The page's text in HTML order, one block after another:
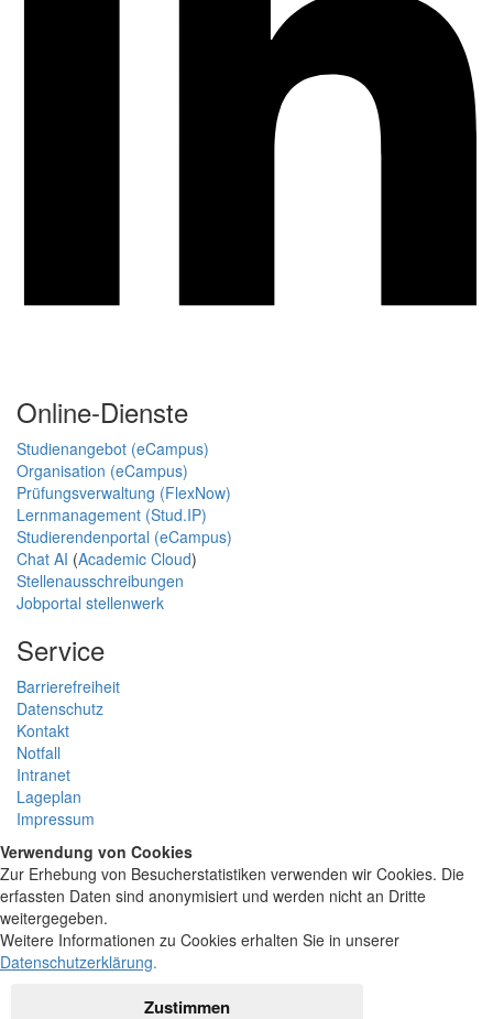
Online-Dienste
Studienangebot (eCampus)
Organisation (eCampus)
Prüfungsverwaltung (FlexNow)
Lernmanagement (Stud.IP)
Studierendenportal (eCampus)
Chat AI (Academic Cloud)
Stellenausschreibungen
Jobportal stellenwerk
Service
Barrierefreiheit
Datenschutz
Kontakt
Notfall
Intranet
Lageplan
Impressum
Verwendung von Cookies
Zur Erhebung von Besucherstatistiken verwenden wir Cookies. Die
erfassten Daten sind anonymisiert und werden nicht an Dritte
weitergegeben.
Weitere Informationen zu Cookies erhalten Sie in unserer
Datenschutzerklärung.
Zustimmen